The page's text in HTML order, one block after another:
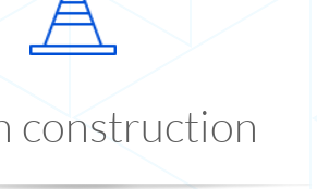
construction